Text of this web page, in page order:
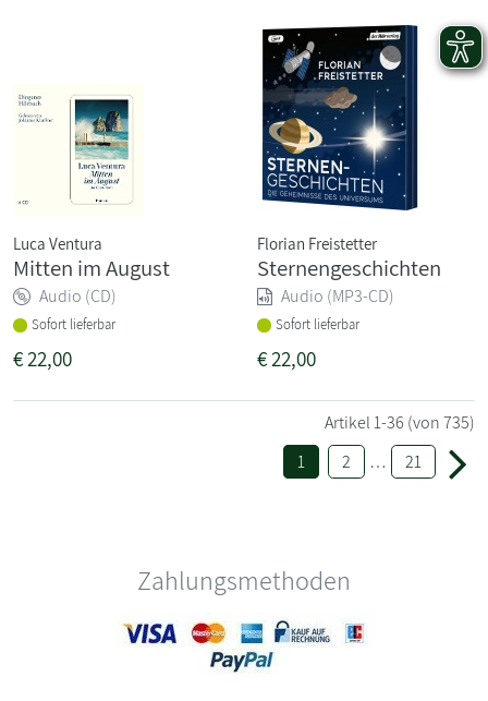
Luca Ventura
Mitten im August
Audio (CD)
Sofort lieferbar
€22,00
Florian Freistetter
Sternengeschichten
Audio (MP3-CD)
Sofort lieferbar
€22,00
Artikel1-36 (von 735)
1
2 … 21
Zahlungsmethoden